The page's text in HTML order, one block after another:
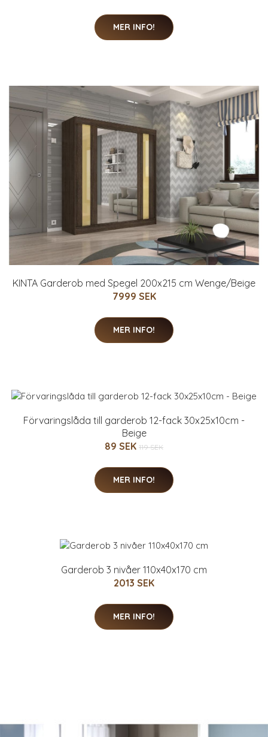
MER INFO!
KINTA Garderob med Spegel 200x215 cm Wenge/Beige
7999 SEK
MER INFO!
Förvaringslåda till garderob 12-fack 30x25x10cm -
Beige
89 SEK 119 SEK
MER INFO!
Garderob 3 nivåer 110x40x170 cm
2013 SEK
MER INFO!